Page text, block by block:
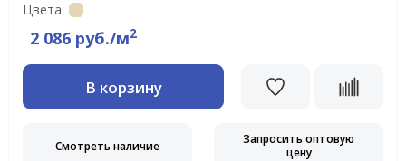
Цвета:
2 086 руб./м2
В корзину
Смотреть наличие
Запросить оптовую
цену